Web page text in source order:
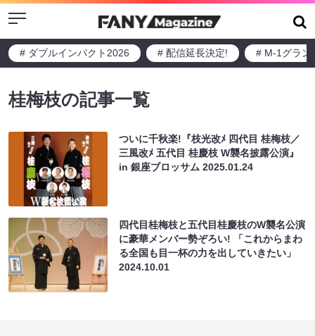
Menu
# ダブルインパクト2026 # 配信延長決定! # M-1グラン
桂梅枝の記事一覧
ついに千秋楽!『枝光改ﾒ 四代目 桂梅枝／
三風改ﾒ 五代目 桂慶枝 W襲名披露公演』
in 銀座ブロッサム2025.01.24
四代目桂梅枝と五代目桂慶枝のW襲名公演
に豪華メンバー勢ぞろい! 「これからまわ
る全国も目一杯の力を出していきたい」
2024.10.01